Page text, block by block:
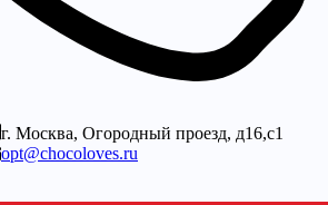
г. Москва, Огородный проезд, д16,с1
opt@chocoloves.ru